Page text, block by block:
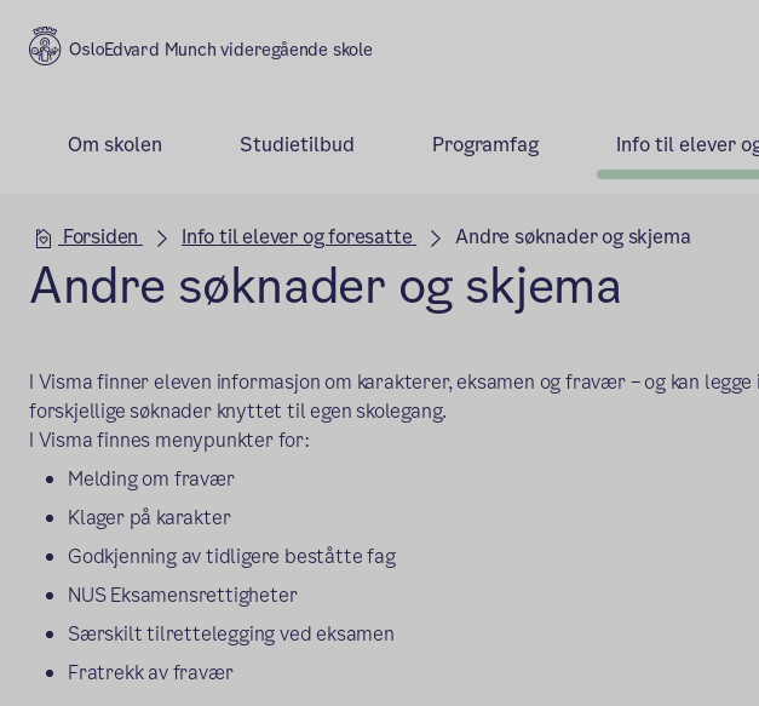
Edvard Munch videregående skole
Om skolen Studietilbud Programfag Info til elever
Hovedseksjon
Forsiden Info til elever og foresatte Andre søknader og skjema
Andre søknader og skjema
I Visma finner eleven informasjon om karakterer, eksamen og fravær – og kan legge
forskjellige søknader knyttet til egen skolegang.
I Visma finnes menypunkter for:
Melding om fravær
Klager på karakter
Godkjenning av tidligere beståtte fag
NUS Eksamensrettigheter
Særskilt tilrettelegging ved eksamen
Fratrekk av fravær